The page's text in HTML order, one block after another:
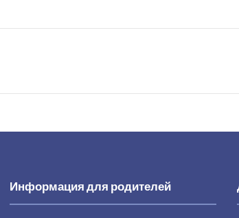
Информация для родителей